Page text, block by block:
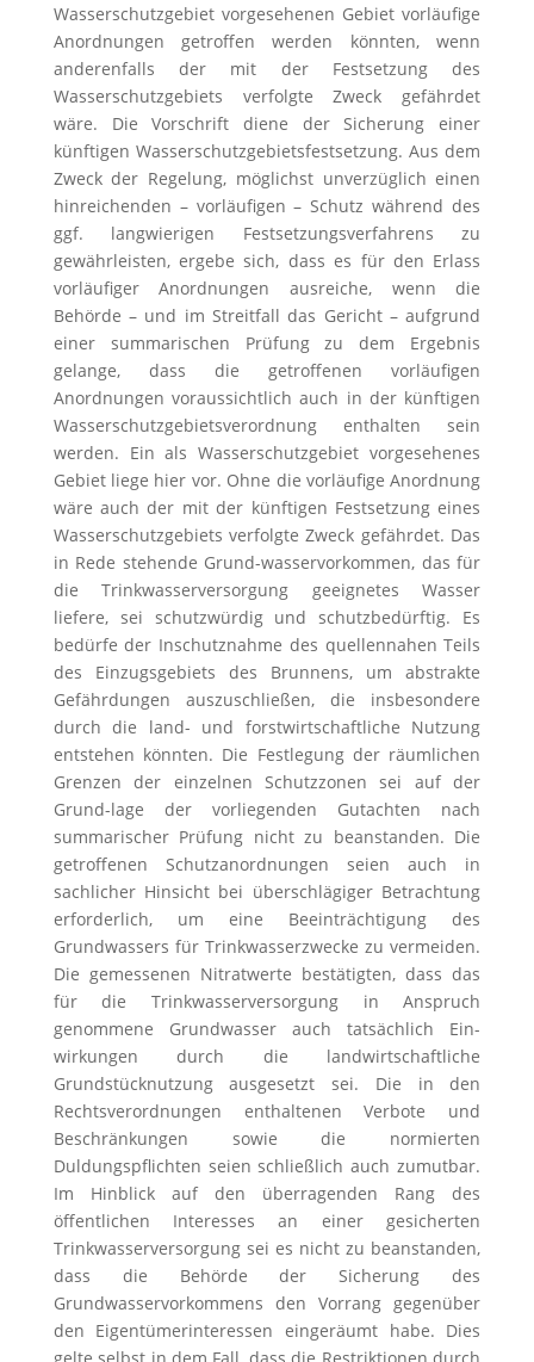
Wasserschutzgebiet vorgesehenen Gebiet vorläufige
Anordnungen getroffen werden könnten, wenn
anderenfalls der mit der Festsetzung des
Wasserschutzgebiets verfolgte Zweck gefährdet
wäre. Die Vorschrift diene der Sicherung einer
künftigen Wasserschutzgebietsfestsetzung. Aus dem
Zweck der Regelung, möglichst unverzüglich einen
hinreichenden – vorläufigen – Schutz während des
ggf. langwierigen Festsetzungsverfahrens zu
gewährleisten, ergebe sich, dass es für den Erlass
vorläufiger Anordnungen ausreiche, wenn die
Behörde – und im Streitfall das Gericht – aufgrund
einer summarischen Prüfung zu dem Ergebnis
gelange, dass die getroffenen vorläufigen
Anordnungen voraussichtlich auch in der künftigen
Wasserschutzgebietsverordnung enthalten sein
werden. Ein als Wasserschutzgebiet vorgesehenes
Gebiet liege hier vor. Ohne die vorläufige Anordnung
wäre auch der mit der künftigen Festsetzung eines
Wasserschutzgebiets verfolgte Zweck gefährdet. Das
in Rede stehende Grund-wasservorkommen, das für
die Trinkwasserversorgung geeignetes Wasser
liefere, sei schutzwürdig und schutzbedürftig. Es
bedürfe der Inschutznahme des quellennahen Teils
des Einzugsgebiets des Brunnens, um abstrakte
Gefährdungen auszuschließen, die insbesondere
durch die land- und forstwirtschaftliche Nutzung
entstehen könnten. Die Festlegung der räumlichen
Grenzen der einzelnen Schutzzonen sei auf der
Grund-lage der vorliegenden Gutachten nach
summarischer Prüfung nicht zu beanstanden. Die
getroffenen Schutzanordnungen seien auch in
sachlicher Hinsicht bei überschlägiger Betrachtung
erforderlich, um eine Beeinträchtigung des
Grundwassers für Trinkwasserzwecke zu vermeiden.
Die gemessenen Nitratwerte bestätigten, dass das
für die Trinkwasserversorgung in Anspruch
genommene Grundwasser auch tatsächlich Ein-
wirkungen durch die landwirtschaftliche
Grundstücknutzung ausgesetzt sei. Die in den
Rechtsverordnungen enthaltenen Verbote und
Beschränkungen sowie die normierten
Duldungspflichten seien schließlich auch zumutbar.
Im Hinblick auf den überragenden Rang des
öffentlichen Interesses an einer gesicherten
Trinkwasserversorgung sei es nicht zu beanstanden,
dass die Behörde der Sicherung des
Grundwasservorkommens den Vorrang gegenüber
den Eigentümerinteressen eingeräumt habe. Dies
gelte selbst in dem Fall, dass die Restriktionen durch